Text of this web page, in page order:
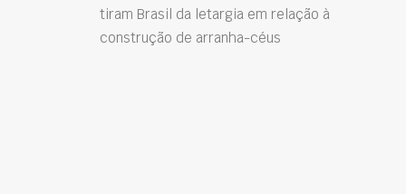
tiram Brasil da letargia em relação à
construção de arranha-céus